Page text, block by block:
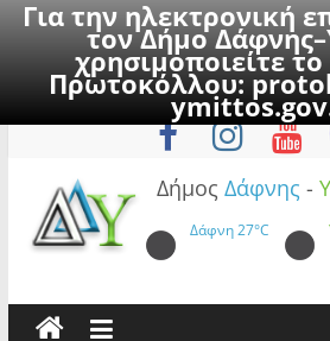
Για την ηλεκτρονική
τον Δήμο
χρησιμοποιείτε
Πρωτοκόλλου:
to
Πέμπτη, 6
Δήμος Δάφνης -
Δάφνη27°C